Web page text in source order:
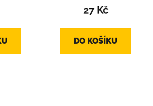
27 Kč
DO KOŠÍKU